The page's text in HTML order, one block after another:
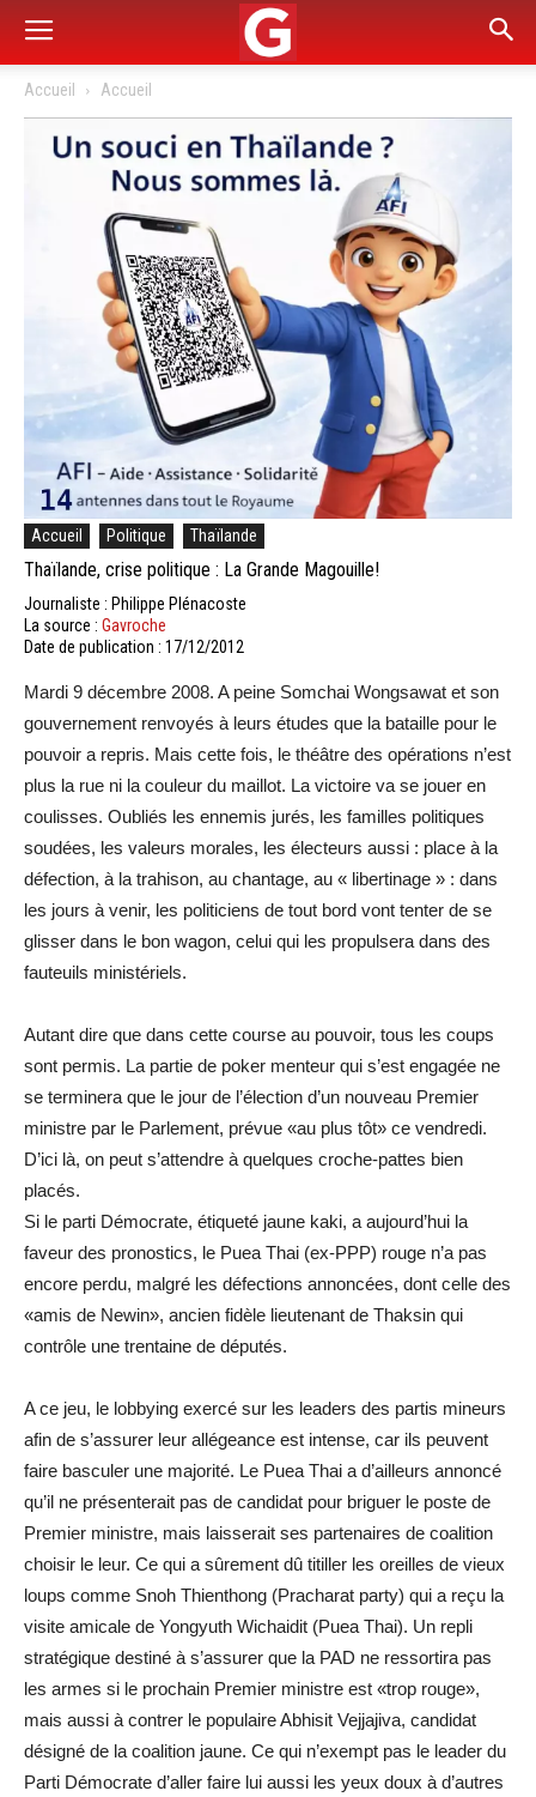
Accueil Accueil
Accueil Politique Thaïlande
Thaïlande, crise politique : La Grande Magouille!
Journaliste : Philippe Plénacoste
La source : Gavroche
Date de publication : 17/12/2012
Mardi 9 décembre 2008. A peine Somchai Wongsawat et son
gouvernement renvoyés à leurs études que la bataille pour le
pouvoir a repris. Mais cette fois, le théâtre des opérations n’est
plus la rue ni la couleur du maillot. La victoire va se jouer en
coulisses. Oubliés les ennemis jurés, les familles politiques
soudées, les valeurs morales, les électeurs aussi : place à la
défection, à la trahison, au chantage, au « libertinage » : dans
les jours à venir, les politiciens de tout bord vont tenter de se
glisser dans le bon wagon, celui qui les propulsera dans des
fauteuils ministériels.
Autant dire que dans cette course au pouvoir, tous les coups
sont permis. La partie de poker menteur qui s’est engagée ne
se terminera que le jour de l’élection d’un nouveau Premier
ministre par le Parlement, prévue «au plus tôt» ce vendredi.
D’ici là, on peut s’attendre à quelques croche-pattes bien
placés.
Si le parti Démocrate, étiqueté jaune kaki, a aujourd’hui la
faveur des pronostics, le Puea Thai (ex-PPP) rouge n’a pas
encore perdu, malgré les défections annoncées, dont celle des
«amis de Newin», ancien fidèle lieutenant de Thaksin qui
contrôle une trentaine de députés.
A ce jeu, le lobbying exercé sur les leaders des partis mineurs
afin de s’assurer leur allégeance est intense, car ils peuvent
faire basculer une majorité. Le Puea Thai a d’ailleurs annoncé
qu’il ne présenterait pas de candidat pour briguer le poste de
Premier ministre, mais laisserait ses partenaires de coalition
choisir le leur. Ce qui a sûrement dû titiller les oreilles de vieux
loups comme Snoh Thienthong (Pracharat party) qui a reçu la
visite amicale de Yongyuth Wichaidit (Puea Thai). Un repli
stratégique destiné à s’assurer que la PAD ne ressortira pas
les armes si le prochain Premier ministre est «trop rouge»,
mais aussi à contrer le populaire Abhisit Vejjajiva, candidat
désigné de la coalition jaune. Ce qui n’exempt pas le leader du
Parti Démocrate d’aller faire lui aussi les yeux doux à d’autres